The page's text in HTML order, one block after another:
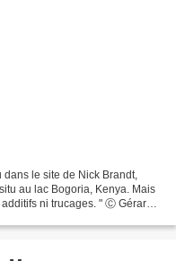
le site de Nick Brandt,
au lac Bogoria, Kenya. Mais
ni trucages. " Ⓒ Gérard